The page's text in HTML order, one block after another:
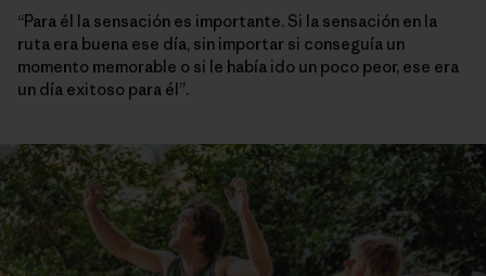
“Para él la sensación es importante. Si la sensación en la
ruta era buena ese día, sin importar si conseguía un
momento memorable o si le había ido un poco peor, ese era
un día exitoso para él”.